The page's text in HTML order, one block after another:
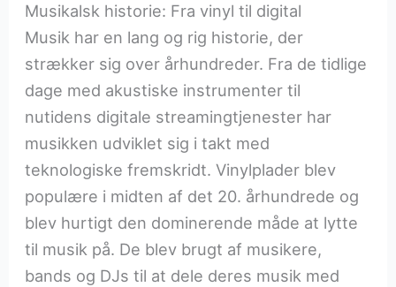
Musikalsk historie: Fra vinyl til digital
Musik har en lang og rig historie, der
strækker sig over århundreder. Fra de tidlige
dage med akustiske instrumenter til
nutidens digitale streamingtjenester har
musikken udviklet sig i takt med
teknologiske fremskridt. Vinylplader blev
populære i midten af det 20. århundrede og
blev hurtigt den dominerende måde at lytte
til musik på. De blev brugt af musikere,
bands og DJs til at dele deres musik med